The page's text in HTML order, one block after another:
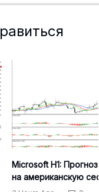
Microsoft H1:
на американскую